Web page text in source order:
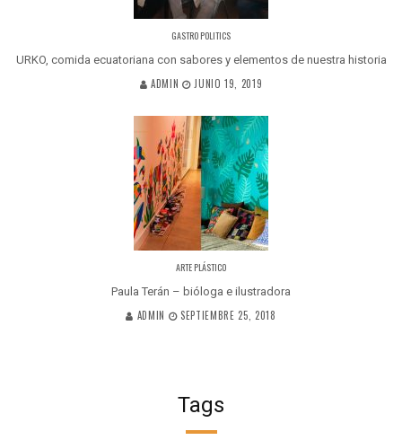
GASTRO POLITICS
URKO, comida ecuatoriana con sabores y elementos de nuestra historia
ADMIN JUNIO 19, 2019
ARTE PLÁSTICO
Paula Terán – bióloga e ilustradora
ADMIN SEPTIEMBRE 25, 2018
Tags